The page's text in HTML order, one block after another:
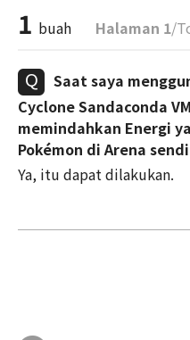
1 buah Halaman 1/
Saat saya
Cyclone Sandaconda
memindahkan Energi
Pokémon di Arena
Ya, itu dapat dilakukan.